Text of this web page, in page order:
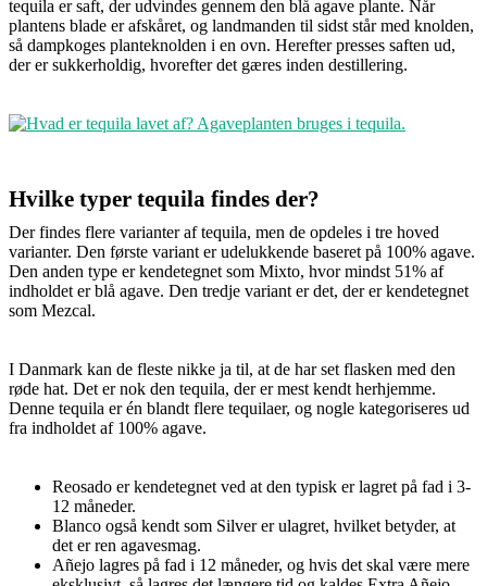
tequila er saft, der udvindes gennem den blå agave plante. Når
plantens blade er afskåret, og landmanden til sidst står med knolden,
så dampkoges planteknolden i en ovn. Herefter presses saften ud,
der er sukkerholdig, hvorefter det gæres inden destillering.
Hvilke typer tequila findes der?
Der findes flere varianter af tequila, men de opdeles i tre hoved
varianter. Den første variant er udelukkende baseret på 100% agave.
Den anden type er kendetegnet som Mixto, hvor mindst 51% af
indholdet er blå agave. Den tredje variant er det, der er kendetegnet
som Mezcal.
I Danmark kan de fleste nikke ja til, at de har set flasken med den
røde hat. Det er nok den tequila, der er mest kendt herhjemme.
Denne tequila er én blandt flere tequilaer, og nogle kategoriseres ud
fra indholdet af 100% agave.
Reosado er kendetegnet ved at den typisk er lagret på fad i 3-
12 måneder.
Blanco også kendt som Silver er ulagret, hvilket betyder, at
det er ren agavesmag.
Añejo lagres på fad i 12 måneder, og hvis det skal være mere